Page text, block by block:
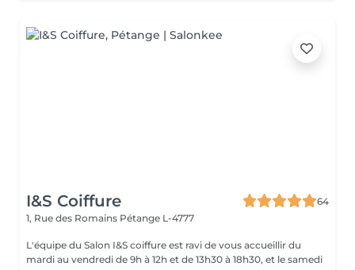
I&S Coiffure
64
1, Rue des Romains Pétange L-4777
L'équipe du Salon I&S coiffure est ravi de vous accueillir du
mardi au vendredi de 9h à 12h et de 13h30 à 18h30, et le samedi